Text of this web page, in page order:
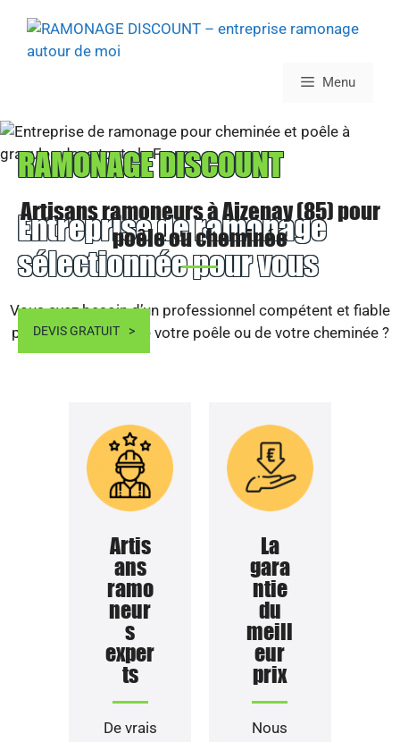
contenu
Menu
RAMONAGE DISCOUNT
Entreprise de ramonage
sélectionnée pour vous
DEVIS GRATUIT
Artisans ramoneurs à Aizenay (85) pour
poêle ou cheminée
Vous avez besoin d’un professionnel compétent et fiable
pour le ramonage de votre poêle ou de votre cheminée ?
Artis
ans
ramo
neur
s
exper
ts
De vrais
La
gara
ntie
du
meill
eur
prix
Nous